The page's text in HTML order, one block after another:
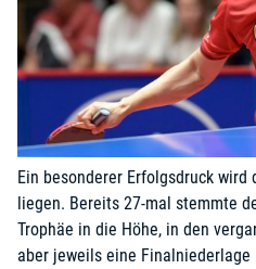
Ein besonderer Erfolgsdruck
liegen. Bereits 27-mal stemmte
Trophäe in die Höhe, in den
aber jeweils eine